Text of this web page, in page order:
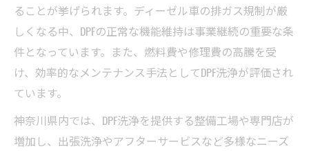
ることが挙げられます。ディーゼル車の排ガス規制が厳
しくなる中、DPFの正常な機能維持は事業継続の重要な条
件となっています。また、燃料費や修理費の高騰を受
け、効率的なメンテナンス手法としてDPF洗浄が評価され
ています。
神奈川県内では、DPF洗浄を提供する整備工場や専門店が
増加し、出張洗浄やアフターサービスなど多様なニーズ